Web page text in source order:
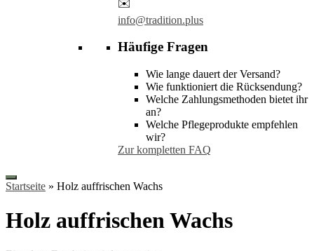
✉️
info@tradition.plus
Häufige Fragen
Wie lange dauert der Versand?
Wie funktioniert die Rücksendung?
Welche Zahlungsmethoden bietet ihr
an?
Welche Pflegeprodukte empfehlen
wir?
Zur kompletten FAQ
Startseite » Holz auffrischen Wachs
Holz auffrischen Wachs